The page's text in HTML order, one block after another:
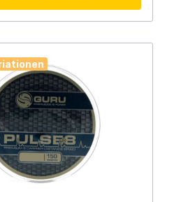
für das Feederfischen in